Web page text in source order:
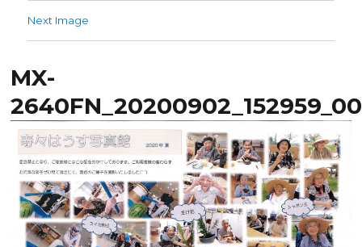
Next Image
MX-